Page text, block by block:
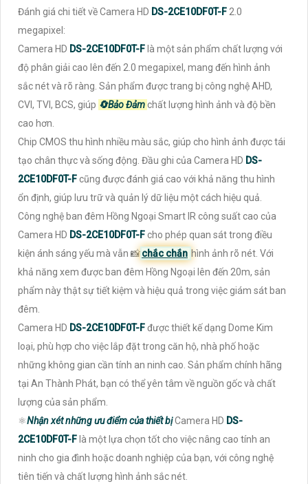
Đánh giá chi tiết về Camera HD DS-2CE10DF0T-F2.0
megapixel:
Camera HD DS-2CE10DF0T-F là một sản phẩm chất lượng với
độ phân giải cao lên đến 2.0 megapixel, mang đến hình ảnh
sắc nét và rõ ràng. Sản phẩm được trang bị công nghệ AHD,
CVI, TVI, BCS, giúp 🔄Bảo Đảmchất lượng hình ảnh và độ bền
cao hơn.
Chip CMOS thu hình nhiều màu sắc, giúp cho hình ảnh được tái
tạo chân thực và sống động. Đầu ghi của Camera HD DS-
2CE10DF0T-Fcũng được đánh giá cao với khả năng thu hình
ổn định, giúp lưu trữ và quản lý dữ liệu một cách hiệu quả.
Công nghệ ban đêm Hồng Ngoại Smart IR công suất cao của
Camera HD DS-2CE10DF0T-Fcho phép quan sát trong điều
kiện ánh sáng yếu mà vẫn 📸chắc chắn hình ảnh rõ nét. Với
khả năng xem được ban đêm Hồng Ngoại lên đến 20m, sản
phẩm này thật sự tiết kiệm và hiệu quả trong việc giám sát ban
đêm.
Camera HD DS-2CE10DF0T-Fđược thiết kế dạng Dome Kim
loại, phù hợp cho việc lắp đặt trong căn hộ, nhà phố hoặc
những không gian cần tính an ninh cao. Sản phẩm chính hãng
tại An Thành Phát, bạn có thể yên tâm về nguồn gốc và chất
lượng của sản phẩm.
⚛️Nhận xét những ưu điểm của thiết bịCamera HD DS-
2CE10DF0T-F là một lựa chọn tốt cho việc nâng cao tính an
ninh cho gia đình hoặc doanh nghiệp của bạn, với công nghệ
tiên tiến và chất lượng hình ảnh sắc nét.